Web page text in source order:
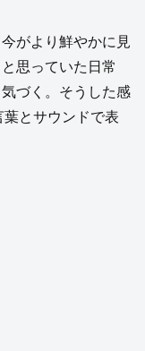
がより鮮やかに見
思っていた日常
づく。そうした感
とサウンドで表